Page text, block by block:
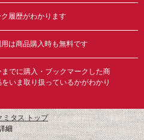
履歴がわかります
は商品購入時も無料です
でに購入・ブックマークした商
いま取り扱っているかがわかり
ミタス トップ
細